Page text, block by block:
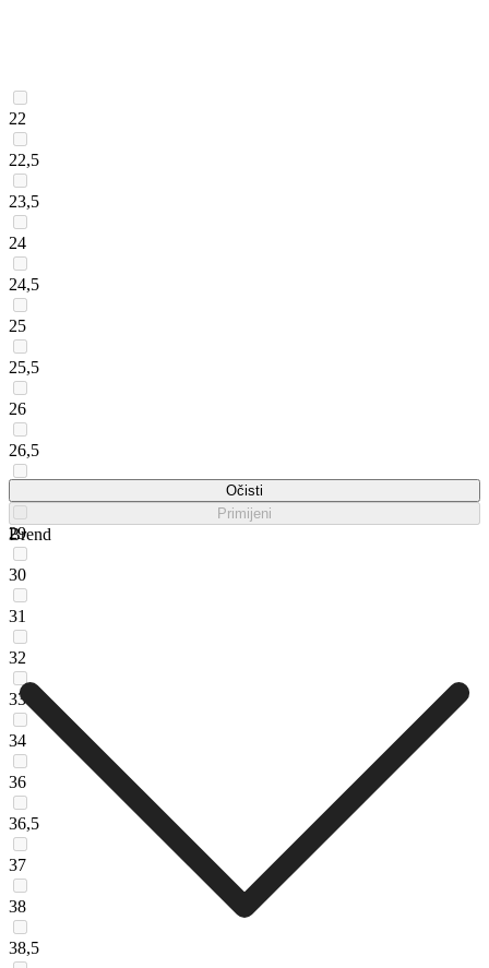
22
22,5
23,5
24
24,5
25
25,5
26
26,5
29
30
31
32
33
34
36
36,5
37
38
38,5
Očisti
Primijeni
Brend